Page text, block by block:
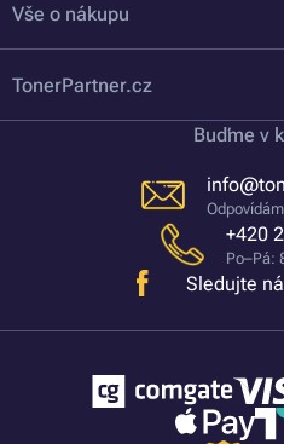
Vše o nákupu
TonerPartner.cz
Buďme v
+420
Po–Pá:
Sledujte